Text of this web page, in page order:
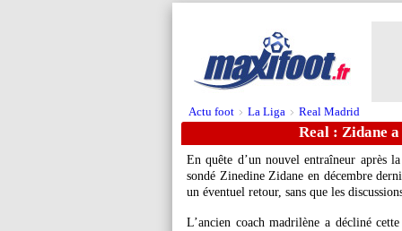
Actu foot > La Liga > Real Madrid
Real : Zidane
En quête d’un nouvel entraîneur après
sondé Zinedine Zidane en décembre
un éventuel retour, sans que les
L’ancien coach madrilène a décliné